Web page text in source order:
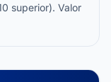
superior). Valor